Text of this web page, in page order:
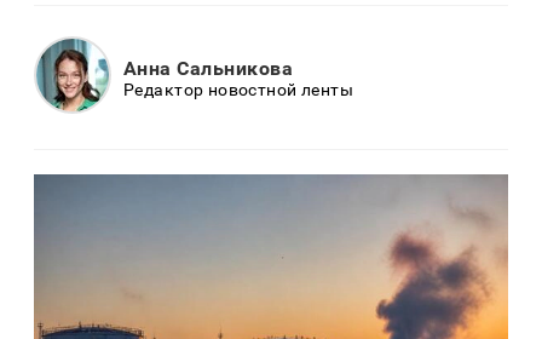
Анна Сальникова
Редактор новостной ленты